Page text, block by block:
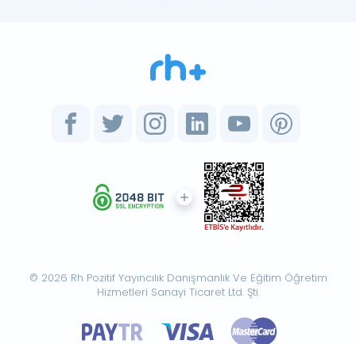
© 2026 Rh Pozitif Yayıncılık Danışmanlık Ve Eğitim Öğretim
Hizmetleri Sanayi Ticaret Ltd. Şti.